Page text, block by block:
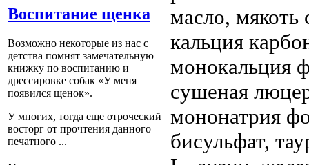
Воспитание щенка
Возможно некоторые из нас с
детства помнят замечательную
книжку по воспитанию и
дрессировке собак «У меня
появился щенок».
У многих, тогда еще отроческий
восторг от прочтения данного
печатного ...
масло, мякоть
кальция
монокальция
сушеная
мононатрия
бисульфат,